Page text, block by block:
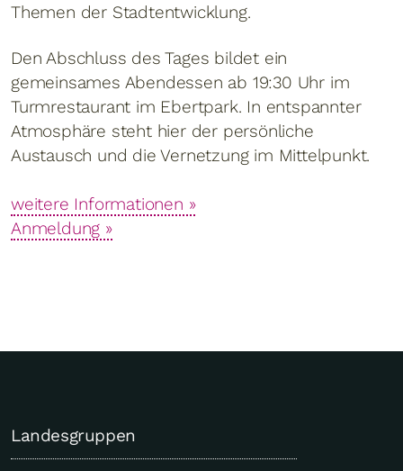
Themen der Stadtentwicklung.
Den Abschluss des Tages bildet ein
gemeinsames Abendessen ab 19:30 Uhr im
Turmrestaurant im Ebertpark. In entspannter
Atmosphäre steht hier der persönliche
Austausch und die Vernetzung im Mittelpunkt.
weitere Informationen »
Anmeldung »
Landesgruppen